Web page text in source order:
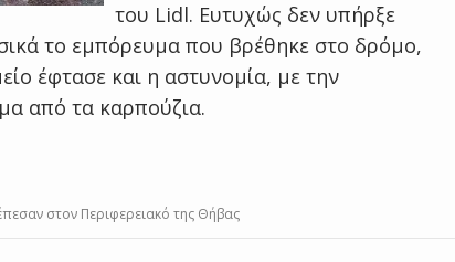
του Lidl. Ευτυχώς δεν υπήρξε
το εμπόρευμα που βρέθηκε στο δρόμο,
έφτασε και η αστυνομία, με την
από τα καρπούζια.
στον Περιφερειακό της Θήβας